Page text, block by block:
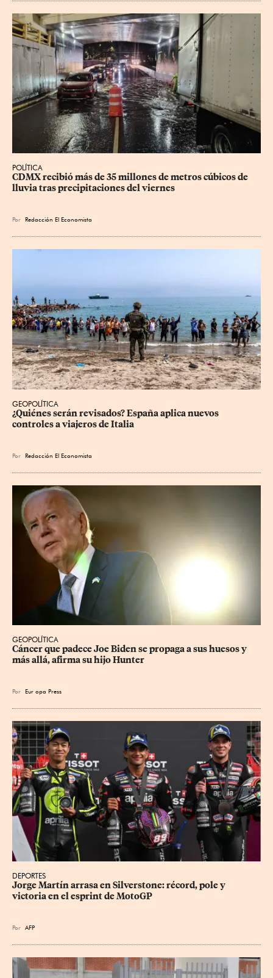
POLÍTICA
CDMX recibió más de 35 millones de metros cúbicos de
lluvia tras precipitaciones del viernes
Por Redacción El Economista
GEOPOLÍTICA
¿Quiénes serán revisados? España aplica nuevos
controles a viajeros de Italia
Por Redacción El Economista
GEOPOLÍTICA
Cáncer que padece Joe Biden se propaga a sus huesos y
más allá, afirma su hijo Hunter
Por Eur opa Press
DEPORTES
Jorge Martín arrasa en Silverstone: récord, pole y
victoria en el esprint de MotoGP
Por AFP